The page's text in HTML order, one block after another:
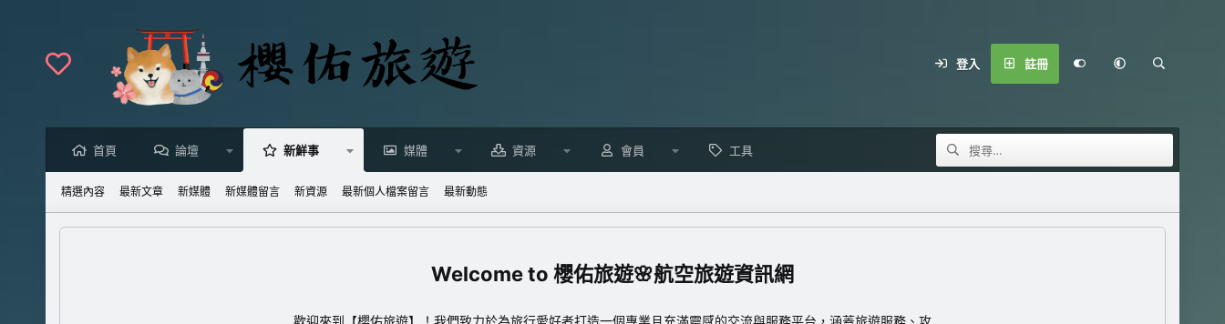
登入 註冊
首頁 論壇 新鮮事 媒體 資源 會員 工具
精選內容 最新文章 新媒體 新媒體留言 新資源 最新個人檔案留言 最新動態
櫻佑旅遊🌸航空旅遊資訊網
歡迎來到【櫻佑旅遊】！我們致力於為旅行愛好者打造一個專業且充滿靈感的交流與服務平台，涵蓋旅遊服務、攻